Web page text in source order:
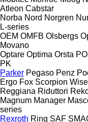
Atleon Cabstar
Norba Nord Norgren
L-series
OEM OMFB Olsbergs
Movano
Optare Optima Orsta
PK
Parker Pegaso Penz
Ergo Fox Scorpion
Reggiana Riduttori
Magnum Manager
series
Rexroth Ring SAF